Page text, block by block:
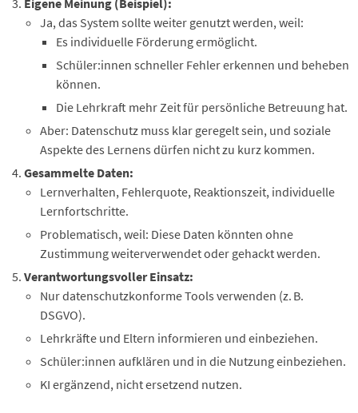
Ja, das System sollte weiter genutzt werden, weil:
Es individuelle Förderung ermöglicht.
Schüler:innen schneller Fehler erkennen und beheben
können.
Die Lehrkraft mehr Zeit für persönliche Betreuung hat.
Aber: Datenschutz muss klar geregelt sein, und soziale
Aspekte des Lernens dürfen nicht zu kurz kommen.
Gesammelte Daten:
Lernverhalten, Fehlerquote, Reaktionszeit, individuelle
Lernfortschritte.
Problematisch, weil: Diese Daten könnten ohne
Zustimmung weiterverwendet oder gehackt werden.
Verantwortungsvoller Einsatz:
Nur datenschutzkonforme Tools verwenden (z. B.
DSGVO).
Lehrkräfte und Eltern informieren und einbeziehen.
Schüler:innen aufklären und in die Nutzung einbeziehen.
KI ergänzend, nicht ersetzend nutzen.